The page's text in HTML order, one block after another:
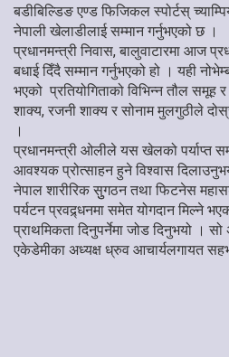
बडीबिल्डिङ एण्ड फिजिकल स्पोर्टस्
नेपाली खेलाडीलाई सम्मान गर्नुभएको छ ।
प्रधानमन्त्री निवास, बालुवाटारमा आज
बधाई दिँदै सम्मान गर्नुभएको हो । यही
भएको प्रतियोगिताको विभिन्न तौल समूह
शाक्य, रजनी शाक्य र सोनाम मुलगुठीले
।
प्रधानमन्त्री ओलीले यस खेलको पर्याप्त
आवश्यक प्रोत्साहन हुने विश्वास
नेपाल शारीरिक सुुगठन तथा फिटनेस
पर्यटन प्रवद्र्धनमा समेत योगदान मिल्ने
प्राथमिकता दिनुपर्नेमा जोड दिनुभयो ।
एकेडेमीका अध्यक्ष ध्रुव आचार्यलगायत